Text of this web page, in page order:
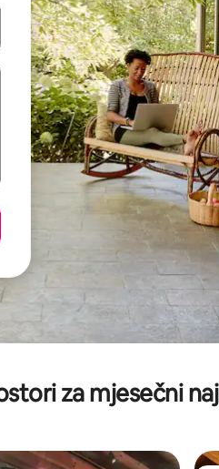
se strelicama prema gore
za mjesečni